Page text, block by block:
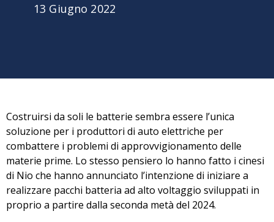
13 Giugno 2022
Costruirsi da soli le batterie sembra essere l’unica
soluzione per i produttori di auto elettriche per
combattere i problemi di approvvigionamento delle
materie prime. Lo stesso pensiero lo hanno fatto i cinesi
di Nio che hanno annunciato l’intenzione di iniziare a
realizzare pacchi batteria ad alto voltaggio sviluppati in
proprio a partire dalla seconda metà del 2024.